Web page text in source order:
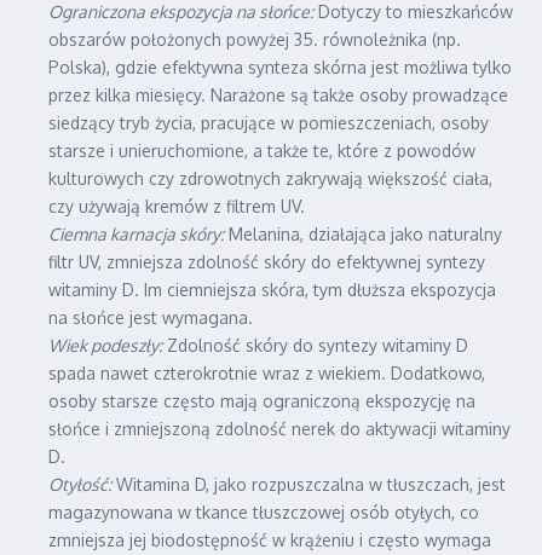
Ograniczona ekspozycja na słońce:Dotyczy to mieszkańców
obszarów położonych powyżej 35. równoleżnika (np.
Polska), gdzie efektywna synteza skórna jest możliwa tylko
przez kilka miesięcy. Narażone są także osoby prowadzące
siedzący tryb życia, pracujące w pomieszczeniach, osoby
starsze i unieruchomione, a także te, które z powodów
kulturowych czy zdrowotnych zakrywają większość ciała,
czy używają kremów z filtrem UV.
Ciemna karnacja skóry:Melanina, działająca jako naturalny
filtr UV, zmniejsza zdolność skóry do efektywnej syntezy
witaminy D. Im ciemniejsza skóra, tym dłuższa ekspozycja
na słońce jest wymagana.
Wiek podeszły:Zdolność skóry do syntezy witaminy D
spada nawet czterokrotnie wraz z wiekiem. Dodatkowo,
osoby starsze często mają ograniczoną ekspozycję na
słońce i zmniejszoną zdolność nerek do aktywacji witaminy
D.
Otyłość:Witamina D, jako rozpuszczalna w tłuszczach, jest
magazynowana w tkance tłuszczowej osób otyłych, co
zmniejsza jej biodostępność w krążeniu i często wymaga